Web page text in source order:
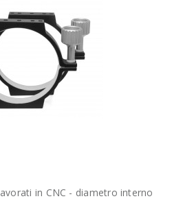
in CNC - diametro interno